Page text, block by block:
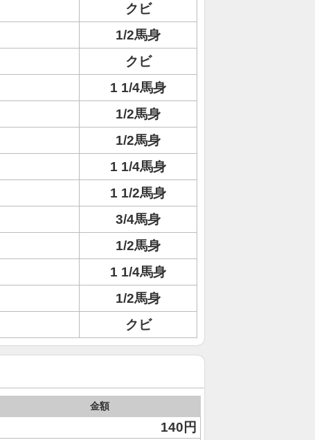
クビ
1/2馬身
クビ
1 1/4馬身
1/2馬身
1/2馬身
1 1/4馬身
1 1/2馬身
3/4馬身
1/2馬身
1 1/4馬身
1/2馬身
クビ
金額
140円